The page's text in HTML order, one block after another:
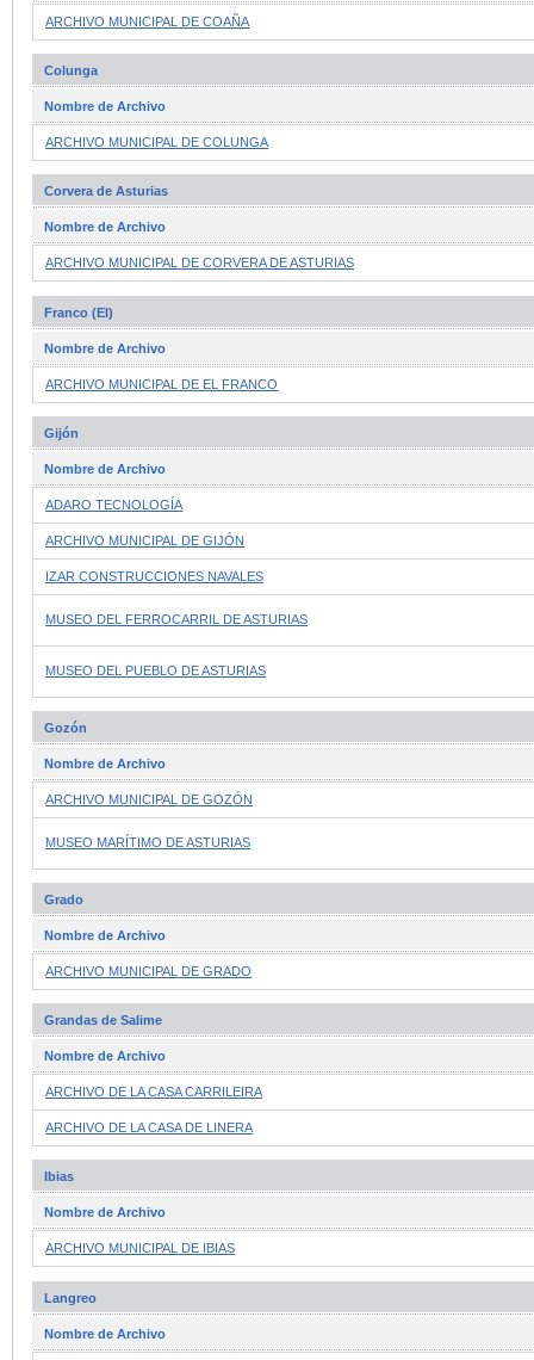
ARCHIVO MUNICIPAL DE COAÑA
Colunga
Nombre de Archivo
ARCHIVO MUNICIPAL DE COLUNGA
Corvera de Asturias
Nombre de Archivo
ARCHIVO MUNICIPAL DE CORVERA DE ASTURIAS
Franco (El)
Nombre de Archivo
ARCHIVO MUNICIPAL DE EL FRANCO
Gijón
Nombre de Archivo
ADARO TECNOLOGÍA
ARCHIVO MUNICIPAL DE GIJÓN
IZAR CONSTRUCCIONES NAVALES
MUSEO DEL FERROCARRIL DE ASTURIAS
MUSEO DEL PUEBLO DE ASTURIAS
Gozón
Nombre de Archivo
ARCHIVO MUNICIPAL DE GOZÓN
MUSEO MARÍTIMO DE ASTURIAS
Grado
Nombre de Archivo
ARCHIVO MUNICIPAL DE GRADO
Grandas de Salime
Nombre de Archivo
ARCHIVO DE LA CASA CARRILEIRA
ARCHIVO DE LA CASA DE LINERA
Ibias
Nombre de Archivo
ARCHIVO MUNICIPAL DE IBIAS
Langreo
Nombre de Archivo